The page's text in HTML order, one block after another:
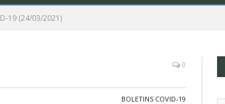
19 (24/03/2021)
0
BOLETINS COVID-19